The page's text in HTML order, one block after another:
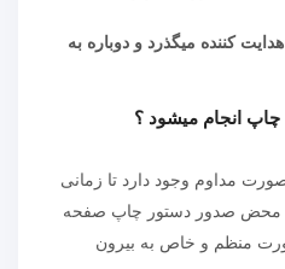
کننده میگذرد و دوباره به
مداوم وجود دارد تا زمانی
محض صدور دستور چاپ صفحه
منظم و خاص به بیرون